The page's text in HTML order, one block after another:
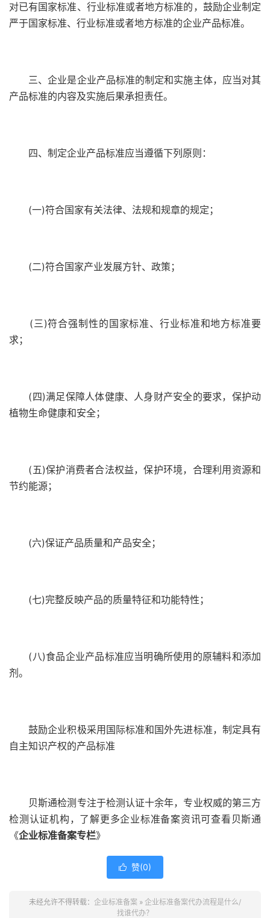
对已有国家标准、行业标准或者地方标准的，鼓励企业制定
严于国家标准、行业标准或者地方标准的企业产品标准。
三、企业是企业产品标准的制定和实施主体，应当对其
产品标准的内容及实施后果承担责任。
四、制定企业产品标准应当遵循下列原则：
(一)符合国家有关法律、法规和规章的规定；
(二)符合国家产业发展方针、政策；
(三)符合强制性的国家标准、行业标准和地方标准要
求；
(四)满足保障人体健康、人身财产安全的要求，保护动
植物生命健康和安全；
(五)保护消费者合法权益，保护环境，合理利用资源和
节约能源；
(六)保证产品质量和产品安全；
(七)完整反映产品的质量特征和功能特性；
(八)食品企业产品标准应当明确所使用的原辅料和添加
剂。
鼓励企业积极采用国际标准和国外先进标准，制定具有
自主知识产权的产品标准
贝斯通检测专注于检测认证十余年，专业权威的第三方
检测认证机构，了解更多企业标准备案资讯可查看贝斯通
《企业标准备案专栏》
 赞(0)
未经允许不得转载： 企业标准备案 » 企业标准备案代办流程是什么/
找谁代办？